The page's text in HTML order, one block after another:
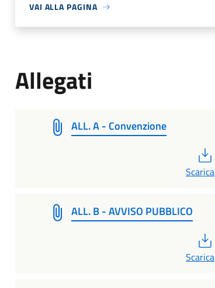
VAI ALLA PAGINA
Allegati
ALL. A - Convenzione
Scarica
ALL. B - AVVISO PUBBLICO
Scarica